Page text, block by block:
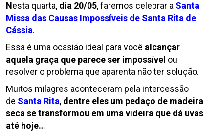
Nesta quarta, dia 20/05, faremos celebrar a Santa
Missa das Causas Impossíveis de Santa Rita de
Cássia.
Essa é uma ocasião ideal para você alcançar
aquela graça que parece ser impossível ou
resolver o problema que aparenta não ter solução.
Muitos milagres aconteceram pela intercessão
de Santa Rita, dentre eles um pedaço de madeira
seca se transformou em uma videira que dá uvas
até hoje…